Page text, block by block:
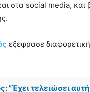
στα social media, και
εξέφρασε
"Έχει τελειώσει